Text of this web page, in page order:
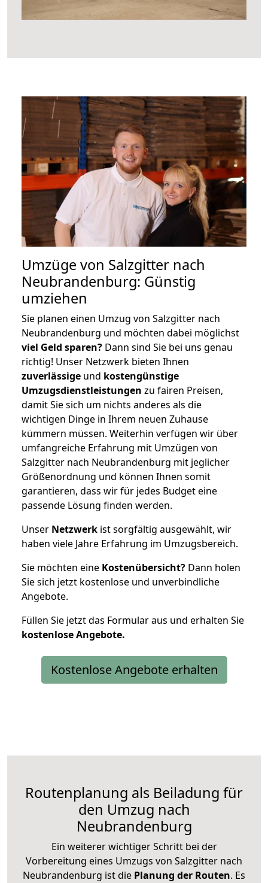
Umzüge von Salzgitter nach
Neubrandenburg: Günstig
umziehen
Sie planen einen Umzug von Salzgitter nach
Neubrandenburg und möchten dabei möglichst
viel Geld sparen? Dann sind Sie bei uns genau
richtig! Unser Netzwerk bieten Ihnen
zuverlässige und kostengünstige
Umzugsdienstleistungen zu fairen Preisen,
damit Sie sich um nichts anderes als die
wichtigen Dinge in Ihrem neuen Zuhause
kümmern müssen. Weiterhin verfügen wir über
umfangreiche Erfahrung mit Umzügen von
Salzgitter nach Neubrandenburg mit jeglicher
Größenordnung und können Ihnen somit
garantieren, dass wir für jedes Budget eine
passende Lösung finden werden.
Unser Netzwerk ist sorgfältig ausgewählt, wir
haben viele Jahre Erfahrung im Umzugsbereich.
Sie möchten eine Kostenübersicht? Dann holen
Sie sich jetzt kostenlose und unverbindliche
Angebote.
Füllen Sie jetzt das Formular aus und erhalten Sie
kostenloseAngebote.
Kostenlose Angebote erhalten
Routenplanung als Beiladung für
den Umzug nach
Neubrandenburg
Ein weiterer wichtiger Schritt bei der
Vorbereitung eines Umzugs von Salzgitter nach
Neubrandenburg ist die Planung der Routen. Es